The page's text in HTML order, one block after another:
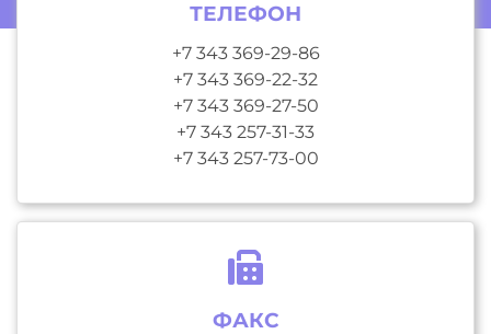
ТЕЛЕФОН
+7 343 369-29-86
+7 343 369-22-32
+7 343 369-27-50
+7 343 257-31-33
+7 343 257-73-00
ФАКС